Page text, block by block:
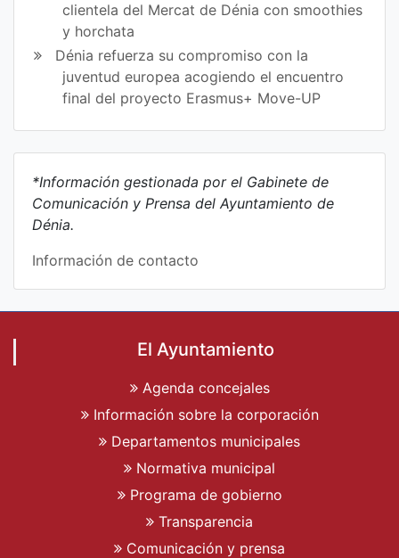
clientela del Mercat de Dénia con smoothies
y horchata
Dénia refuerza su compromiso con la
juventud europea acogiendo el encuentro
final del proyecto Erasmus+ Move-UP
*Información gestionada por el Gabinete de
Comunicación y Prensa del Ayuntamiento de
Dénia.
Información de contacto
El Ayuntamiento
Agenda concejales
Información sobre la corporación
Departamentos municipales
Normativa municipal
Programa de gobierno
Transparencia
Comunicación y prensa